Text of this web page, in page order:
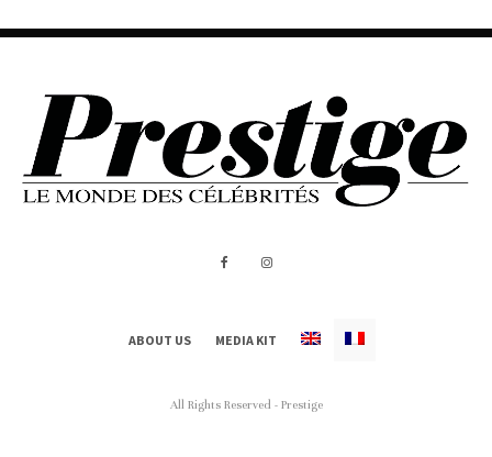
ABOUT US MEDIA KIT
All Rights Reserved - Prestige